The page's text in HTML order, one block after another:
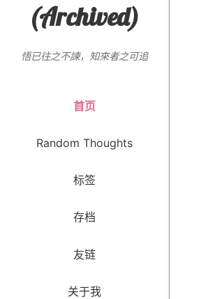
(Archived)
悟已往之不諫，知來者之可追
首页
Random Thoughts
标签
存档
友链
关于我